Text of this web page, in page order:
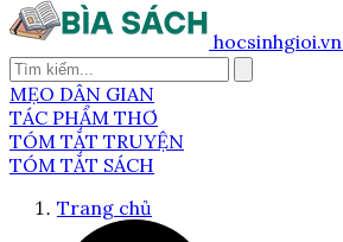
hocsinhgioi.vn
MẸO DÂN GIAN
TÁC PHẨM THƠ
TÓM TẮT TRUYỆN
TÓM TẮT SÁCH
Trang chủ